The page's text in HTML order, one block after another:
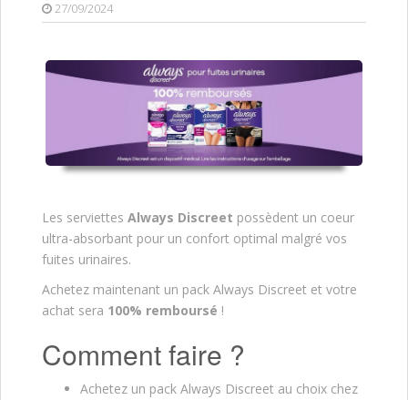
27/09/2024
Les serviettes Always Discreet possèdent un coeur
ultra-absorbant pour un confort optimal malgré vos
fuites urinaires.
Achetez maintenant un pack Always Discreet et votre
achat sera 100% remboursé !
Comment faire ?
Achetez un pack Always Discreet au choix chez